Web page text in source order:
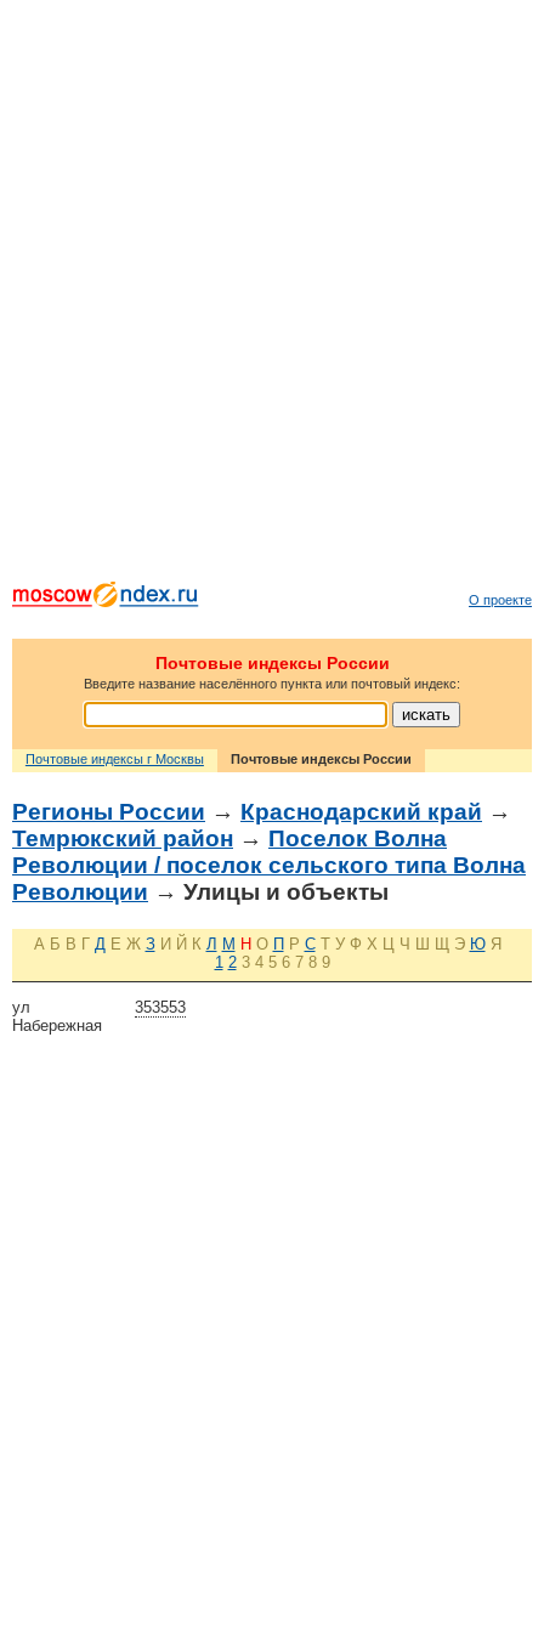
О проекте
Почтовые индексы России
Введите название населённого пункта или почтовый индекс:
Почтовые индексы г Москвы Почтовые индексы России
Регионы России → Краснодарский край →
Темрюкский район → Поселок Волна
Революции / поселок сельского типа Волна
Революции → Улицы и объекты
А Б В Г Д Е Ж З И Й К Л М Н О П Р С Т У Ф Х Ц Ч Ш Щ Э Ю Я
1 2 3 4 5 6 7 8 9
353553
ул
Набережная